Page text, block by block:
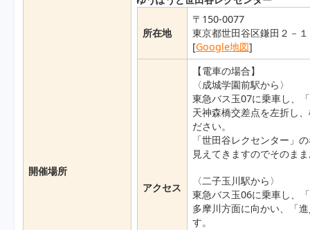
開催場所
所在地
〒150-0077
東京都世田谷区鎌田２－
[Google地図]
アクセス
【電車の場合】
〈成城学園前駅から〉
東急バス玉07に乗車し、
天神森橋交差点を左折し
ださい。
「世田谷レクセンター」
見えてきますのでそのま
〈二子玉川駅から〉
東急バス玉06に乗車し、
多摩川方面に向かい、「
す。